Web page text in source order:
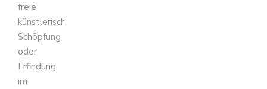
freie
künstlerische
Schöpfung
oder
Erfindung
im